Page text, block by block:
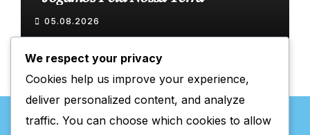
05.08.2026
We respect your privacy
Cookies help us improve your experience,
deliver personalized content, and analyze
traffic. You can choose which cookies to allow